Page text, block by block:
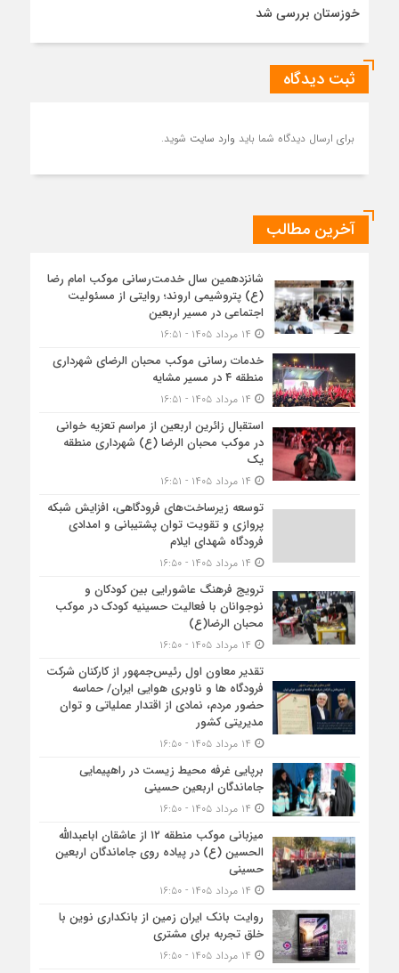
خوزستان بررسی شد
ثبت دیدگاه
برای ارسال دیدگاه شما باید وارد سایت شوید.
آخرین مطالب
شانزدهمین سال خدمت‌رسانی موکب امام رضا
(ع) پتروشیمی اروند؛ روایتی از مسئولیت
اجتماعی در مسیر اربعین
خدمات رسانی موکب محبان الرضای شهرداری
منطقه ۴ در مسیر مشایه
استقبال زائرین اربعین از مراسم تعزیه خوانی
در موکب محبان الرضا (ع) شهرداری منطقه
یک
توسعه زیرساخت‌های فرودگاهی، افزایش شبکه
پروازی و تقویت توان پشتیبانی و امدادی
فرودگاه شهدای ایلام
ترویج فرهنگ عاشورایی بین کودکان و
نوجوانان با فعالیت حسینیه کودک در موکب
محبان الرضا(ع)
تقدیر معاون اول رئیس‌جمهور از کارکنان شرکت
فرودگاه ها و ناوبری هوایی ایران/ حماسه
حضور مردم، نمادی از اقتدار عملیاتی و توان
مدیریتی کشور
برپایی غرفه محیط زیست در راهپیمایی
جاماندگان اربعین حسینی
میزبانی موکب منطقه ۱۲ از عاشقان اباعبدالله
الحسین (ع) در پیاده روی جاماندگان اربعین
حسینی
روایت بانک ایران زمین از بانکداری نوین با
خلق تجربه برای مشتری